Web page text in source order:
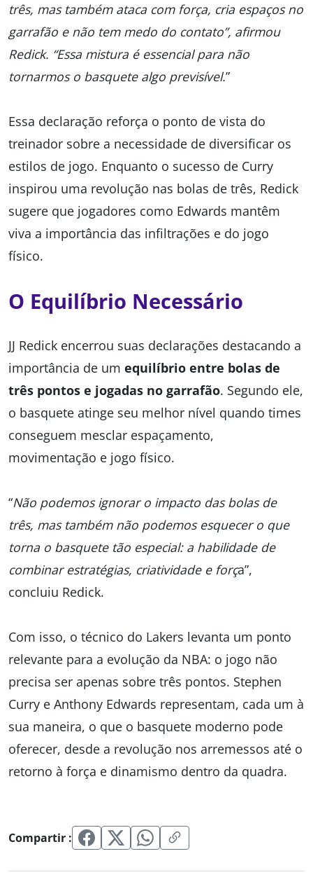
três, mas também ataca com força, cria espaços no
garrafão e não tem medo do contato”, afirmou
Redick. “Essa mistura é essencial para não
tornarmos o basquete algo previsível.”
Essa declaração reforça o ponto de vista do
treinador sobre a necessidade de diversificar os
estilos de jogo. Enquanto o sucesso de Curry
inspirou uma revolução nas bolas de três, Redick
sugere que jogadores como Edwards mantêm
viva a importância das infiltrações e do jogo
físico.
O Equilíbrio Necessário
JJ Redick encerrou suas declarações destacando a
importância de um equilíbrio entre bolas de
três pontos e jogadas no garrafão. Segundo ele,
o basquete atinge seu melhor nível quando times
conseguem mesclar espaçamento,
movimentação e jogo físico.
“Não podemos ignorar o impacto das bolas de
três, mas também não podemos esquecer o que
torna o basquete tão especial: a habilidade de
combinar estratégias, criatividade e força”,
concluiu Redick.
Com isso, o técnico do Lakers levanta um ponto
relevante para a evolução da NBA: o jogo não
precisa ser apenas sobre três pontos. Stephen
Curry e Anthony Edwards representam, cada um à
sua maneira, o que o basquete moderno pode
oferecer, desde a revolução nos arremessos até o
retorno à força e dinamismo dentro da quadra.
Compartir :